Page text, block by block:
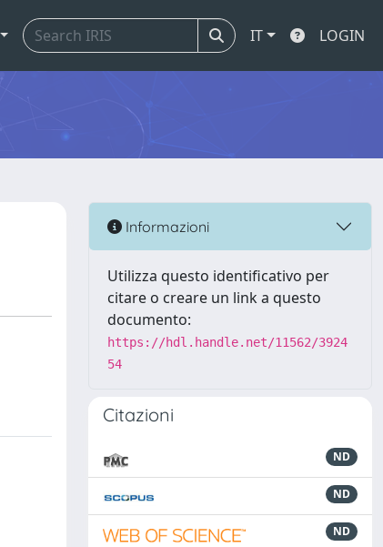
IT LOGIN
Informazioni
Utilizza questo identificativo per
citare o creare un link a questo
documento:
https://hdl.handle.net/11562/3924
54
Citazioni
ND
ND
ND